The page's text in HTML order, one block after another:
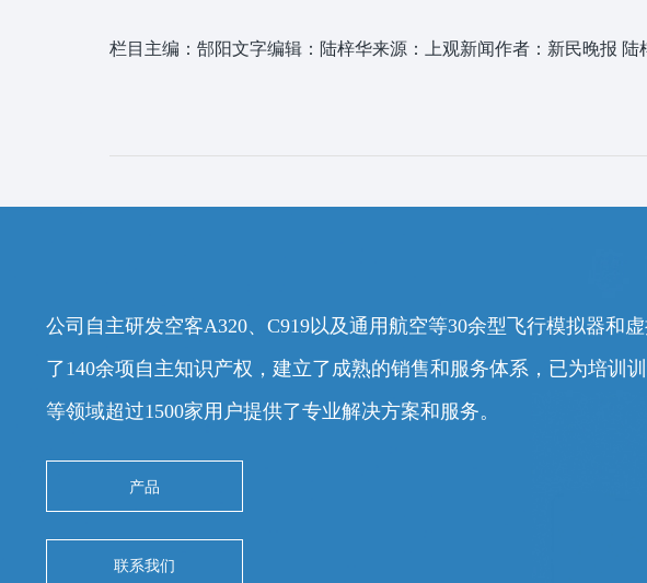
栏目主编：郜阳文字编辑：陆梓华来源：上观新闻作者：新民晚报 陆
公司自主研发空客A320、C919以及通用航空等30余型飞行模拟器和
了140余项自主知识产权，建立了成熟的销售和服务体系，已为培训
等领域超过1500家用户提供了专业解决方案和服务。
产品
联系我们